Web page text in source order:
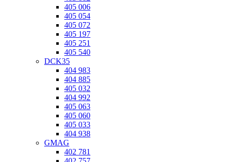
405 006
405 054
405 072
405 197
405 251
405 540
DCK35
404 983
404 885
405 032
404 992
405 063
405 060
405 033
404 938
GMAG
402 781